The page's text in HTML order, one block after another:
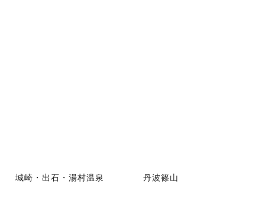
城崎・出石・湯村温泉 丹波篠山